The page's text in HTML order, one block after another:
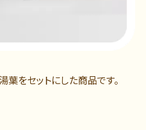
をセットにした商品です。